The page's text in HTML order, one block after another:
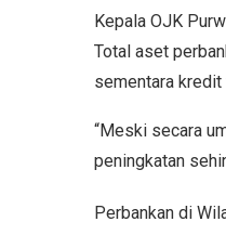
Kepala OJK
Total aset
sementara kredit
“Meski secara
peningkatan
Perbankan di